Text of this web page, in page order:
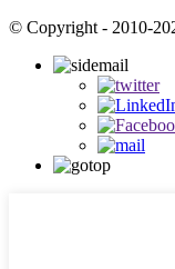
© Copyright - 2010-